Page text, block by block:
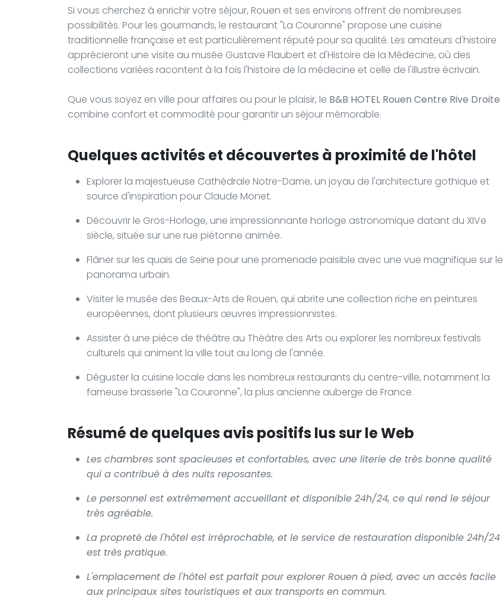
Si vous cherchez à enrichir votre séjour, Rouen et ses environs offrent de nombreuses
possibilités. Pour les gourmands, le restaurant "La Couronne" propose une cuisine
traditionnelle française et est particulièrement réputé pour sa qualité. Les amateurs d'histoire
apprécieront une visite au musée Gustave Flaubert et d'Histoire de la Médecine, où des
collections variées racontent à la fois l'histoire de la médecine et celle de l'illustre écrivain.
Que vous soyez en ville pour affaires ou pour le plaisir, le B&B HOTEL Rouen Centre Rive Droite
combine confort et commodité pour garantir un séjour mémorable.
Quelques activités et découvertes à proximité de l'hôtel
Explorer la majestueuse Cathédrale Notre-Dame, un joyau de l'architecture gothique et
source d'inspiration pour Claude Monet.
Découvrir le Gros-Horloge, une impressionnante horloge astronomique datant du XIVe
siècle, située sur une rue piétonne animée.
Flâner sur les quais de Seine pour une promenade paisible avec une vue magnifique sur le
panorama urbain.
Visiter le musée des Beaux-Arts de Rouen, qui abrite une collection riche en peintures
européennes, dont plusieurs œuvres impressionnistes.
Assister à une pièce de théâtre au Théâtre des Arts ou explorer les nombreux festivals
culturels qui animent la ville tout au long de l'année.
Déguster la cuisine locale dans les nombreux restaurants du centre-ville, notamment la
fameuse brasserie "La Couronne", la plus ancienne auberge de France.
Résumé de quelques avis positifs lus sur le Web
Les chambres sont spacieuses et confortables, avec une literie de très bonne qualité
qui a contribué à des nuits reposantes.
Le personnel est extrêmement accueillant et disponible 24h/24, ce qui rend le séjour
très agréable.
La propreté de l'hôtel est irréprochable, et le service de restauration disponible 24h/24
est très pratique.
L'emplacement de l'hôtel est parfait pour explorer Rouen à pied, avec un accès facile
aux principaux sites touristiques et aux transports en commun.